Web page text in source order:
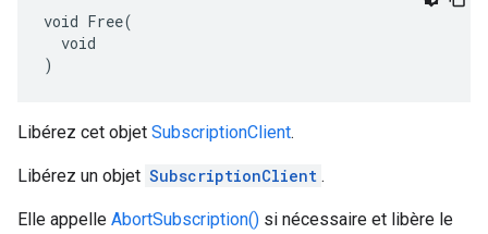
void Free(
  void
)
Libérez cet objet SubscriptionClient.
Libérez un objet SubscriptionClient .
Elle appelle AbortSubscription() si nécessaire et libère le